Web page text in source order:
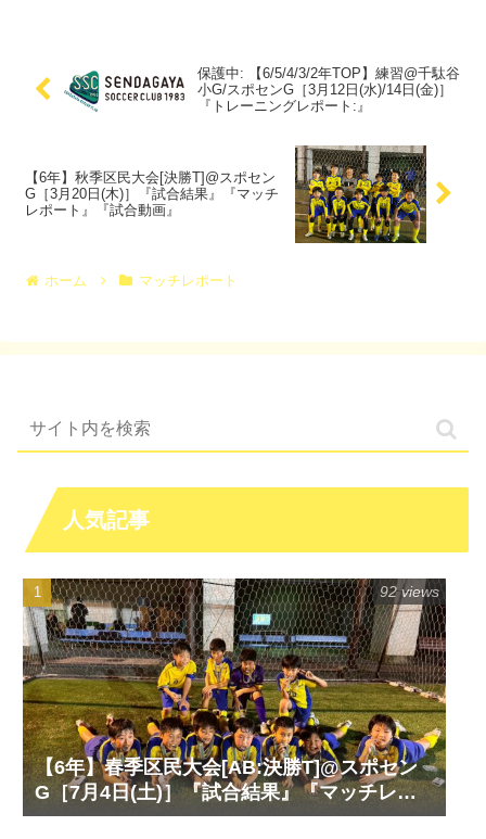
保護中: 【6/5/4/3/2年TOP】練習@千駄谷
小G/スポセンG［3月12日(水)/14日(金)］
『トレーニングレポート:』
【6年】秋季区民大会[決勝T]@スポセン
G［3月20日(木)］『試合結果』『マッチ
レポート』『試合動画』
ホーム マッチレポート
人気記事
【6年】春季区民大会[AB:決勝T]@スポセン
G［7月4日(土)］『試合結果』『マッチレポ
ート』『試合動画』
92 views